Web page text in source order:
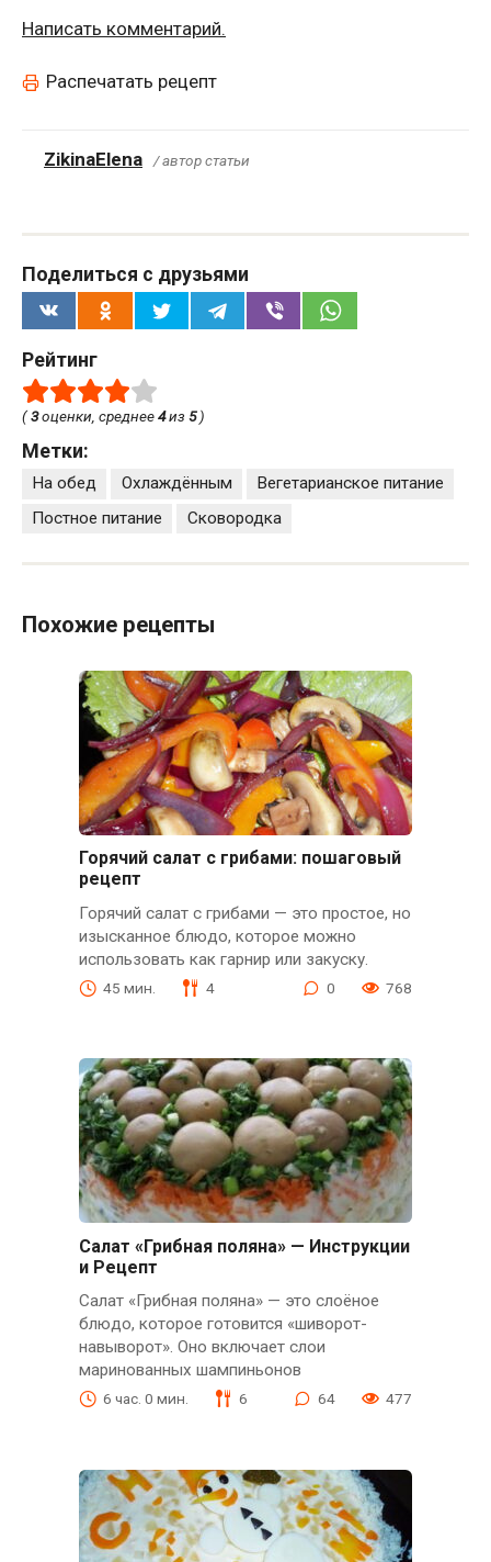
Написать комментарий.
Распечатать рецепт
ZikinaElena / автор статьи
Поделиться с друзьями
Рейтинг
(3оценки, среднее4из 5)
Метки:
На обед Охлаждённым
Вегетарианское питание
Постное питание
Сковородка
Похожие рецепты
Горячий салат с грибами: пошаговый
рецепт
Горячий салат с грибами — это простое, но
изысканное блюдо, которое можно
использовать как гарнир или закуску.
45 мин. 4 0 768
Салат «Грибная поляна» — Инструкции
и Рецепт
Салат «Грибная поляна» — это слоёное
блюдо, которое готовится «шиворот-
навыворот». Оно включает слои
маринованных шампиньонов
6 час. 0 мин. 6 64 477